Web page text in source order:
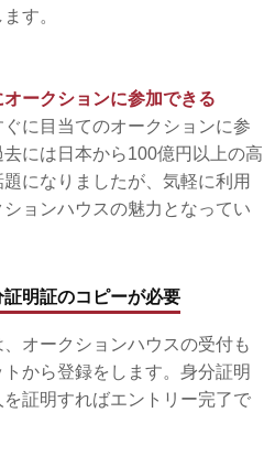
す。
ークションに参加できる
に目当てのオークションに参
には日本から100億円以上の高
になりましたが、気軽に利用
ョンハウスの魅力となってい
明証のコピーが必要
オークションハウスの受付も
から登録をします。身分証明
証明すればエントリー完了で